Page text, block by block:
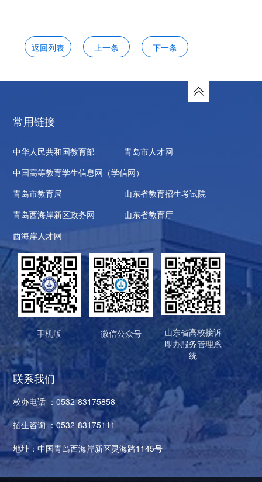
返回列表 上一条 下一条
常用链接
中华人民共和国教育部
青岛市人才网
中国高等教育学生信息网（学信网）
青岛市教育局
山东省教育招生考试院
青岛西海岸新区政务网
山东省教育厅
西海岸人才网
手机版 微信公众号
山东省高校接诉
即办服务管理系
统
联系我们
校办电话 ：0532-83175858
招生咨询 ：0532-83175111
地址：中国青岛西海岸新区灵海路1145号